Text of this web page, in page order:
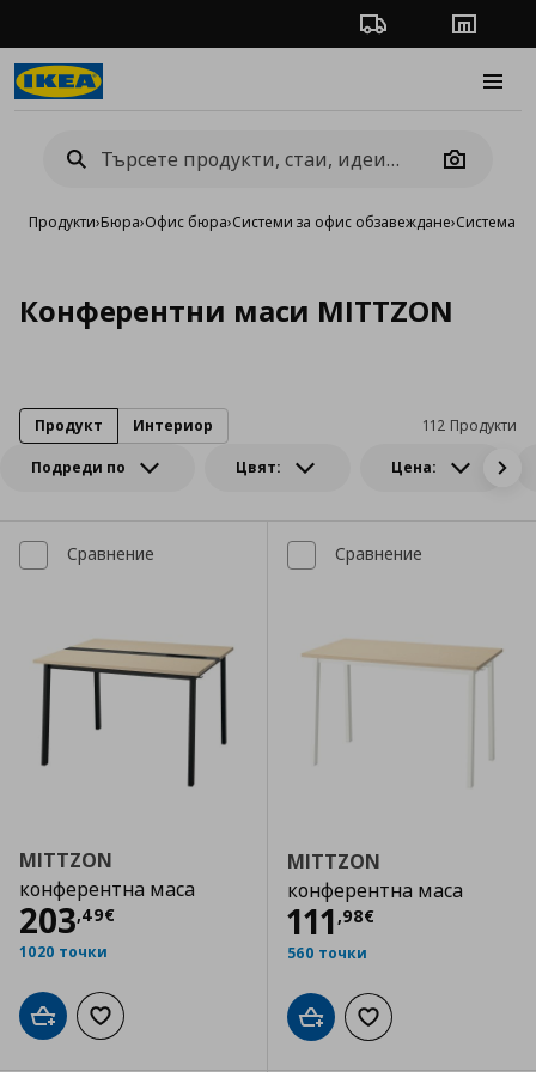
Проследяване на
Camera
Продукти›Бюра›Офис бюра›Системи за офис обзавеждане›Система
Конферентни маси MITTZON
Подреди по Цвят: Цена:
112 Продукти
Продукт Интериор
Сравнение
MITTZON
конферентна маса
203,49€
Цена
1020 точки
Добави в кошницата
Добави към списъка с любими
Сравнение
MITTZON
конферентна маса
111 ,98€
Цена
560 точки
Добави в кошницата
Добави към